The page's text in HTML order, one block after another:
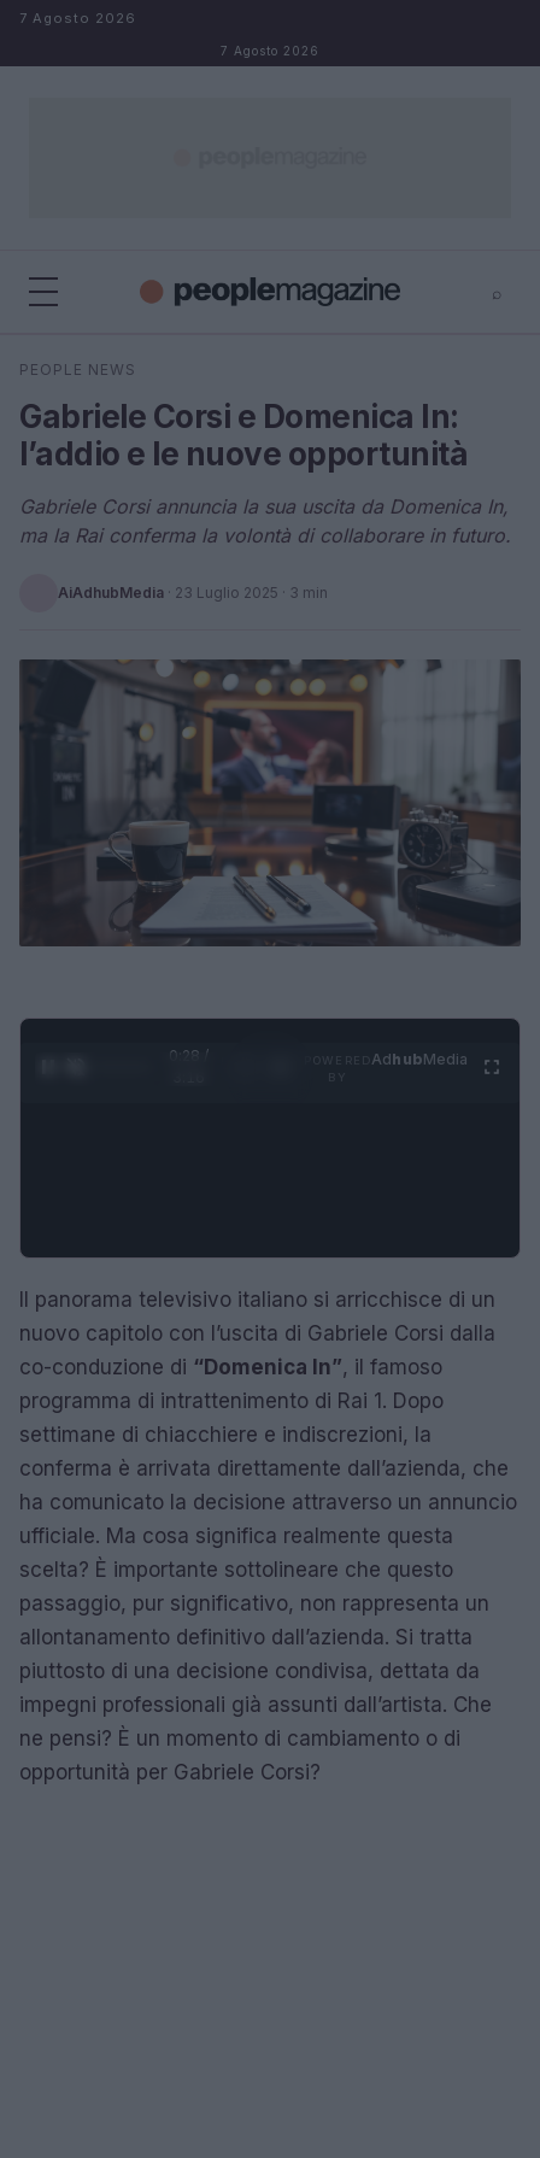
Salta al contenuto
7 Agosto 2026
7 Agosto 2026
⌕
Cerca
PEOPLE NEWS
Gabriele Corsi e Domenica In:
l’addio e le nuove opportunità
Gabriele Corsi annuncia la sua uscita da Domenica In,
ma la Rai conferma la volontà di collaborare in futuro.
AiAdhubMedia · 23 Luglio 2025 · 3 min
0:29 /
AdhubMedia
Il panorama televisivo italiano si arricchisce di un
nuovo capitolo con l’uscita di Gabriele Corsi dalla
co-conduzione di “Domenica In”, il famoso
programma di intrattenimento di Rai 1. Dopo
settimane di chiacchiere e indiscrezioni, la
conferma è arrivata direttamente dall’azienda, che
ha comunicato la decisione attraverso un annuncio
ufficiale. Ma cosa significa realmente questa
scelta? È importante sottolineare che questo
passaggio, pur significativo, non rappresenta un
allontanamento definitivo dall’azienda. Si tratta
piuttosto di una decisione condivisa, dettata da
impegni professionali già assunti dall’artista. Che
ne pensi? È un momento di cambiamento o di
opportunità per Gabriele Corsi?